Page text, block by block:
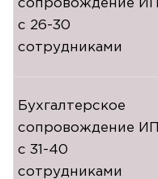
сопровождение ИП
с 26-30
сотрудниками
Бухгалтерское
сопровождение ИП
с 31-40
сотрудниками